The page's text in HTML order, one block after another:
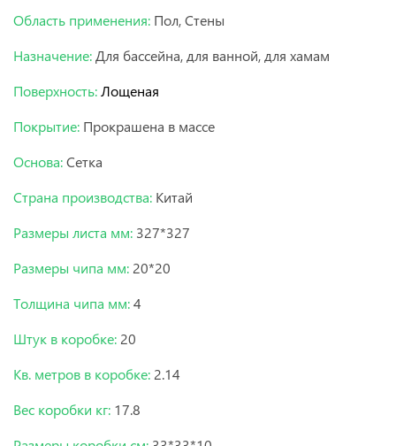
Область применения: Пол, Стены
Назначение:Для бассейна, для ванной, для хамам
Поверхность:Лощеная
Покрытие: Прокрашена в массе
Основа:Сетка
Страна производства: Китай
Размеры листа мм: 327*327
Размеры чипа мм: 20*20
Толщина чипа мм:4
Штук в коробке: 20
Кв. метров в коробке: 2.14
Вес коробки кг: 17.8